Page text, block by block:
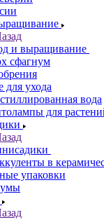
и выращивание
сфагнум
для ухода
вода
для
в
упаковки